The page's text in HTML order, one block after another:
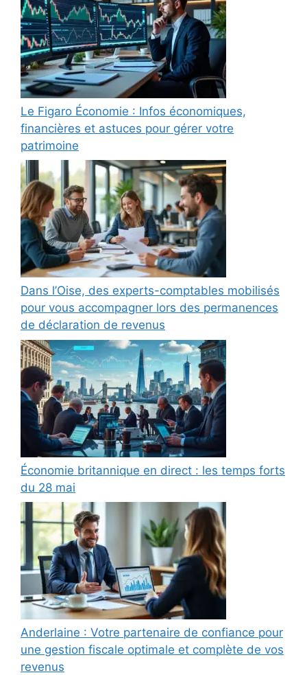
Le Figaro Économie : Infos économiques,
financières et astuces pour gérer votre
patrimoine
Dans l’Oise, des experts-comptables mobilisés
pour vous accompagner lors des permanences
de déclaration de revenus
Économie britannique en direct : les temps forts
du 28 mai
Anderlaine : Votre partenaire de confiance pour
une gestion fiscale optimale et complète de vos
revenus